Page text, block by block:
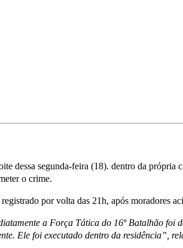
dessa segunda-feira (18). dentro da
o crime.
por volta das 21h, após moradores
a Força Tática do 16º Batalhão foi
Ele foi executado dentro da residência”,